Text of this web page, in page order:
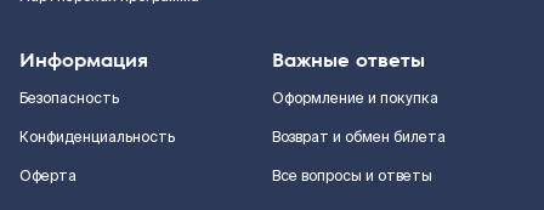
Информация
Безопасность
Конфиденциальность
Оферта
Важные ответы
Оформление и покупка
Возврат и обмен билета
Все вопросы и ответы